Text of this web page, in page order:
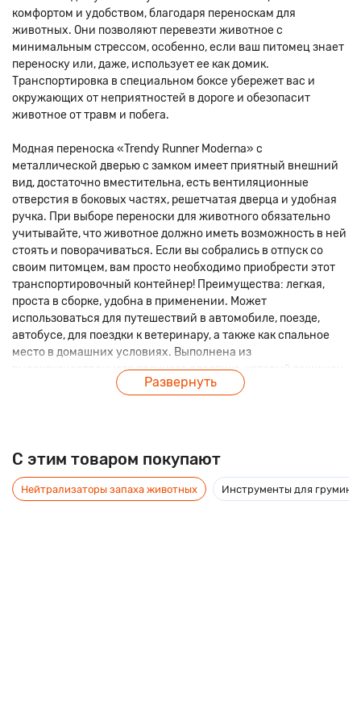
комфортом и удобством, благодаря переноскам для
животных. Они позволяют перевезти животное с
минимальным стрессом, особенно, если ваш питомец знает
переноску или, даже, использует ее как домик.
Транспортировка в специальном боксе убережет вас и
окружающих от неприятностей в дороге и обезопасит
животное от травм и побега.
Модная переноска «Trendy Runner Moderna» c
металлической дверью с замком имеет приятный внешний
вид, достаточно вместительна, есть вентиляционные
отверстия в боковых частях, решетчатая дверца и удобная
ручка. При выборе переноски для животного обязательно
учитывайте, что животное должно иметь возможность в ней
стоять и поворачиваться. Если вы собрались в отпуск со
своим питомцем, вам просто необходимо приобрести этот
транспортировочный контейнер! Преимущества: легкая,
проста в сборке, удобна в применении. Может
использоваться для путешествий в автомобиле, поезде,
автобусе, для поездки к ветеринару, а также как спальное
место в домашних условиях. Выполнена из
высококачественного прочного пластика, который защищен
от царапин, сколов и устойчив к воздействию
Развернуть
C этим товаром покупают
Нейтрализаторы запаха животных Инструменты для